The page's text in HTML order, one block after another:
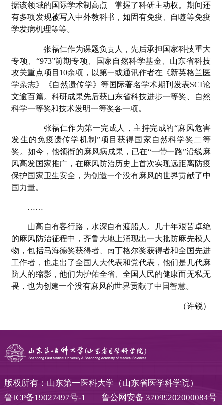
据该领域的国际学术制高点，掌握了科研主动权。期间还
有多项发现被写入中外教科书，如固有免疫、自噬等免疫
学发病机理等等。
——张福仁作为课题负责人，先后承担国家科技重大
专项、“973”前期专项、国家自然科学基金、山东省科技
攻关重点项目10余项，以第一或通讯作者在《新英格兰医
学杂志》《自然遗传学》等国际著名学术期刊发表SCI论
文逾百篇。科研成果先后获山东省科技进步一等奖、自然
科学一等奖和技术发明一等奖各一项。
——张福仁作为第一完成人，主持完成的“麻风危害
发生的免疫遗传学机制”项目获得国家自然科学奖二等
奖。如今，他领衔的麻风病成果，已在“一带一路”沿线麻
风高发国家推广，在麻风防治历史上首次实现远距离防疫
保护国家卫生安全，为创造一个没有麻风的世界贡献了中
国力量。
……
山高自有客行路，水深自有渡船人。几十年艰苦卓绝
的麻风防治征程中，齐鲁大地上涌现出一大批防麻先模人
物，包括马海德奖获得者、南丁格尔奖获得者和全国先进
工作者，也走出了全国人大代表和党代表，他们是几代麻
防人的缩影，他们为护佑全省、全国人民的健康而无私无
畏，也为创建一个没有麻风的世界贡献了中国智慧。
（许锐）
版权所有：山东第一医科大学（山东省医学科学院）
鲁ICP备19027497号-1
鲁公网安备 37099202000084号